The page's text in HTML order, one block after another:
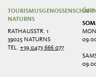
TOURISMUSGENOSSENSCHAFT
NATURNS
RATHAUSSTR. 1
39025 NATURNS
TEL.+39 0473 666 077